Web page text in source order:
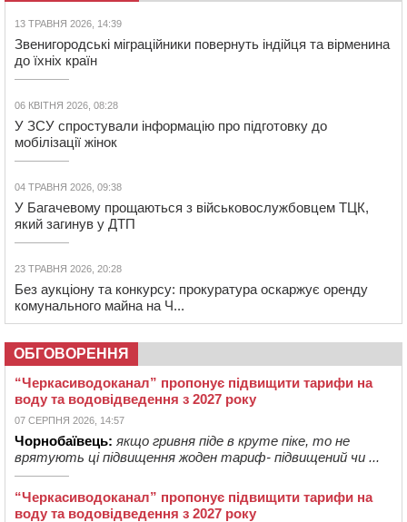
13 ТРАВНЯ 2026, 14:39
Звенигородські міграційники повернуть індійця та вірменина
до їхніх країн
06 КВІТНЯ 2026, 08:28
У ЗСУ спростували інформацію про підготовку до
мобілізації жінок
04 ТРАВНЯ 2026, 09:38
У Багачевому прощаються з військовослужбовцем ТЦК,
який загинув у ДТП
23 ТРАВНЯ 2026, 20:28
Без аукціону та конкурсу: прокуратура оскаржує оренду
комунального майна на Ч...
ОБГОВОРЕННЯ
“Черкасиводоканал” пропонує підвищити тарифи на
воду та водовідведення з 2027 року
07 СЕРПНЯ 2026, 14:57
Чорнобаївець: якщо гривня піде в круте піке, то не
врятують ці підвищення жоден тариф- підвищений чи ...
“Черкасиводоканал” пропонує підвищити тарифи на
воду та водовідведення з 2027 року